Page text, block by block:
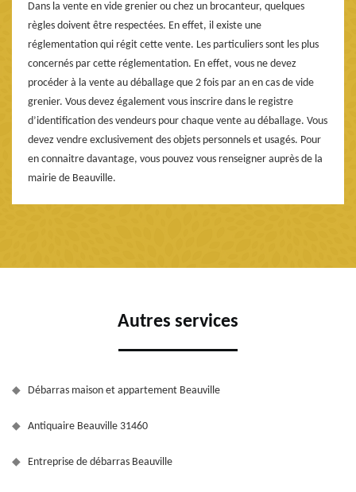
Dans la vente en vide grenier ou chez un brocanteur, quelques
règles doivent être respectées. En effet, il existe une
réglementation qui régit cette vente. Les particuliers sont les plus
concernés par cette réglementation. En effet, vous ne devez
procéder à la vente au déballage que 2 fois par an en cas de vide
grenier. Vous devez également vous inscrire dans le registre
d’identification des vendeurs pour chaque vente au déballage. Vous
devez vendre exclusivement des objets personnels et usagés. Pour
en connaitre davantage, vous pouvez vous renseigner auprès de la
mairie de Beauville.
Autres services
Débarras maison et appartement Beauville
Antiquaire Beauville 31460
Entreprise de débarras Beauville